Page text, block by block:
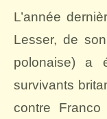
L’année
Lesser, de
polonaise) a
survivants
contre